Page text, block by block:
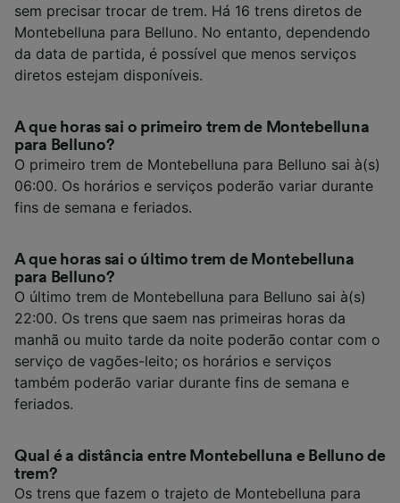
sem precisar trocar de trem. Há 16 trens diretos de
Montebelluna para Belluno. No entanto, dependendo
da data de partida, é possível que menos serviços
diretos estejam disponíveis.
A que horas sai o primeiro trem de Montebelluna
para Belluno?
O primeiro trem de Montebelluna para Belluno sai à(s)
06:00. Os horários e serviços poderão variar durante
fins de semana e feriados.
A que horas sai o último trem de Montebelluna
para Belluno?
O último trem de Montebelluna para Belluno sai à(s)
22:00. Os trens que saem nas primeiras horas da
manhã ou muito tarde da noite poderão contar com o
serviço de vagões-leito; os horários e serviços
também poderão variar durante fins de semana e
feriados.
Qual é a distância entre Montebelluna e Belluno de
trem?
Os trens que fazem o trajeto de Montebelluna para